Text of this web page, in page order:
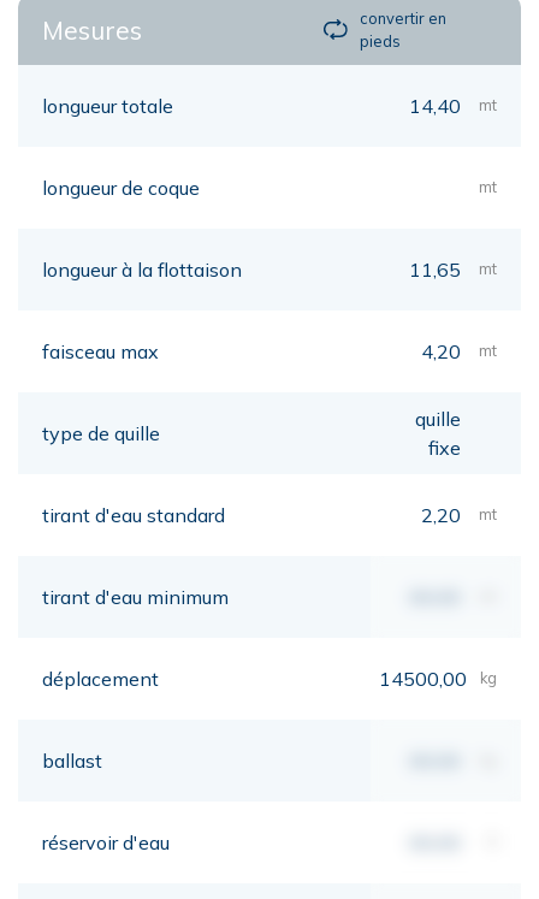
Mesures
convertir en
pieds
longueur totale 14,40 mt
longueur de coque mt
longueur à la flottaison 11,65 mt
faisceau max 4,20 mt
type de quille
quille
fixe
tirant d'eau standard 2,20 mt
tirant d'eau minimum
déplacement 14500,00 kg
ballast
réservoir d'eau